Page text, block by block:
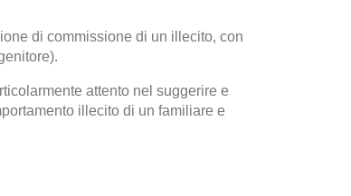
di commissione di un illecito, con
attento nel suggerire e
illecito di un familiare e